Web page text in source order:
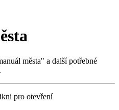
města" a další potřebné
pro otevření